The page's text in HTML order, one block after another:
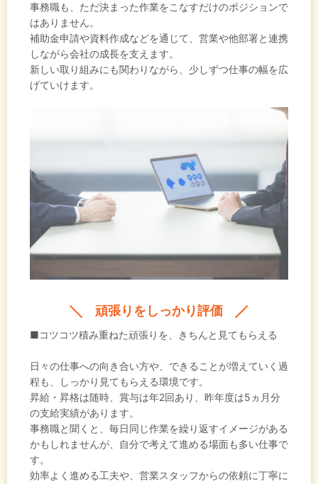
事務職も、ただ決まった作業をこなすだけのポジションで
はありません。
補助金申請や資料作成などを通じて、営業や他部署と連携
しながら会社の成長を支えます。
新しい取り組みにも関わりながら、少しずつ仕事の幅を広
げていけます。
頑張りをしっかり評価
■コツコツ積み重ねた頑張りを、きちんと見てもらえる
日々の仕事への向き合い方や、できることが増えていく過
程も、しっかり見てもらえる環境です。
昇給・昇格は随時、賞与は年2回あり、昨年度は5ヵ月分
の支給実績があります。
事務職と聞くと、毎日同じ作業を繰り返すイメージがある
かもしれませんが、自分で考えて進める場面も多い仕事で
す。
効率よく進める工夫や、営業スタッフからの依頼に丁寧に